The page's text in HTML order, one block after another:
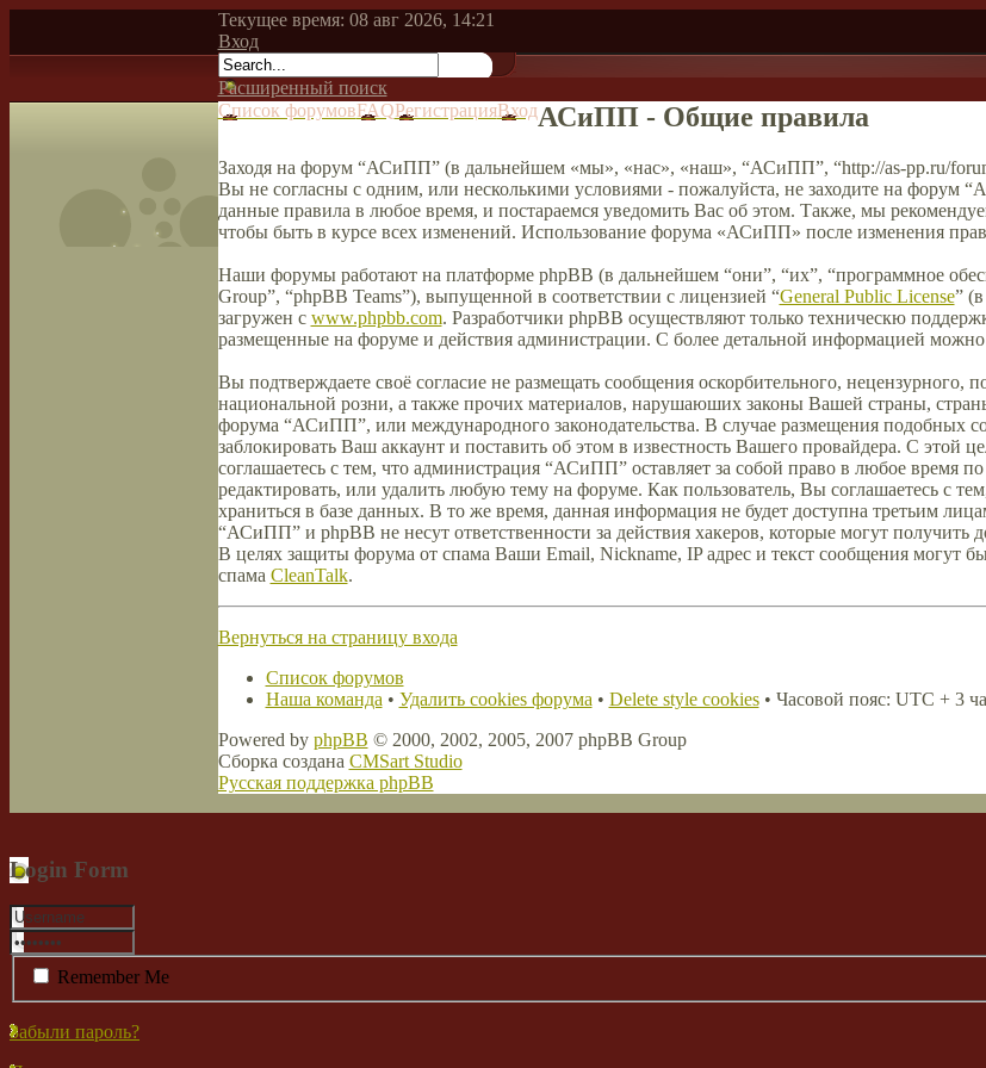
Текущее время: 08 авг 2026, 14:21
Вход
Расширенный поиск
Список форумовFAQРегистрацияВходАСиПП - Общие правила
Заходя на форум “АСиПП” (в дальнейшем «мы», «нас», «наш», “АСиПП”, “http://as-pp.ru/
Вы не согласны с одним, или несколькими условиями - пожалуйста, не заходите на форум
данные правила в любое время, и постараемся уведомить Вас об этом. Также, мы
чтобы быть в курсе всех изменений. Использование форума «АСиПП» после изменения
Наши форумы работают на платформе phpBB (в дальнейшем “они”, “их”, “программное
Group”, “phpBB Teams”), выпущенной в соответствии с лицензией “General Public License”
загружен с www.phpbb.com. Разработчики phpBB осуществляют только техническю
размещенные на форуме и действия администрации. С более детальной информацией можно
Вы подтверждаете своё согласие не размещать сообщения оскорбительного, нецензурного,
национальной розни, а также прочих материалов, нарушаюших законы Вашей страны,
форума “АСиПП”, или международного законодательства. В случае размещения подобных
заблокировать Ваш аккаунт и поставить об этом в известность Вашего провайдера. С этой
соглашаетесь с тем, что администрация “АСиПП” оставляет за собой право в любое время
редактировать, или удалить любую тему на форуме. Как пользователь, Вы соглашаетесь с
храниться в базе данных. В то же время, данная информация не будет доступна третьим
“АСиПП” и phpBB не несут ответственности за действия хакеров, которые могут получить
В целях защиты форума от спама Ваши Email, Nickname, IP адрес и текст сообщения могут
спама CleanTalk.
Вернуться на страницу входа
Список форумов
Наша команда • Удалить cookies форума • Delete style cookies• Часовой пояс: UTC + 3
Powered by phpBB © 2000, 2002, 2005, 2007 phpBB Group
Сборка создана CMSart Studio
Русская поддержка phpBB
Login Form
Remember Me
Забыли пароль?